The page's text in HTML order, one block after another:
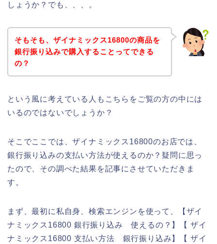
しょうか？でも、、、。
そもそも、ザイナミックス16800の商品を
銀行振り込みで購入することってできる
の？
という風に考えている人もこちらをご覧の方の中には
いるのではないでしょうか？
そこでここでは、ザイナミックス16800のお店では、
銀行振り込みの支払い方法が使えるのか？疑問に思っ
たので、その調べた結果を記事にさせていただきま
す。
まず、最初に私自身、検索エンジンを使って、【ザイ
ナミックス16800 銀行振り込み 使えるの？】【 ザイ
ナミックス16800 支払い方法 銀行振り込み】【 ザイ